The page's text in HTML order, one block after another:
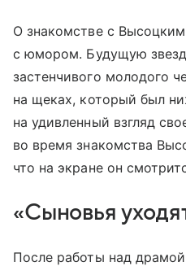
О знакомстве с
с юмором. Будущую
застенчивого молодого
на щеках, который был
на удивленный взгляд
во время знакомства
что на экране он
«Сыновья
После работы над